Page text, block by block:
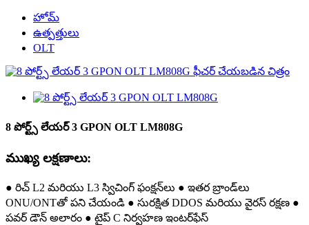
హోమ్
ఉత్పత్తులు
OLT
8 పోర్ట్స్ లేయర్ 3 GPON OLT LM808G
ముఖ్య లక్షణాలు:
● రిచ్ L2 మరియు L3 స్విచింగ్ ఫంక్షన్‌లు ● ఇతర బ్రాండ్‌లు
ONU/ONTతో పని చేయండి ● సురక్షిత DDOS మరియు వైరస్ రక్షణ ●
పవర్ డౌన్ అలారం ● టైప్ C నిర్వహణ ఇంటర్‌ఫేస్